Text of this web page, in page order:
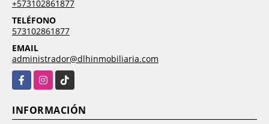
+573102861877
TELÉFONO
573102861877
EMAIL
administrador@dlhinmobiliaria.com
FacebookInstagramTikTok
INFORMACIÓN